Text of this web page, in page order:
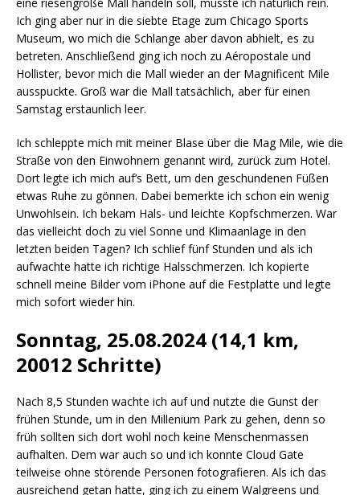
Ich ging aber nur in die siebte Etage zum Chicago Sports
Museum, wo mich die Schlange aber davon abhielt, es zu
betreten. Anschließend ging ich noch zu Aéropostale und
Hollister, bevor mich die Mall wieder an der Magnificent Mile
ausspuckte. Groß war die Mall tatsächlich, aber für einen
Samstag erstaunlich leer.
Ich schleppte mich mit meiner Blase über die Mag Mile, wie die
Straße von den Einwohnern genannt wird, zurück zum Hotel.
Dort legte ich mich auf‘s Bett, um den geschundenen Füßen
etwas Ruhe zu gönnen. Dabei bemerkte ich schon ein wenig
Unwohlsein. Ich bekam Hals- und leichte Kopfschmerzen. War
das vielleicht doch zu viel Sonne und Klimaanlage in den
letzten beiden Tagen? Ich schlief fünf Stunden und als ich
aufwachte hatte ich richtige Halsschmerzen. Ich kopierte
schnell meine Bilder vom iPhone auf die Festplatte und legte
mich sofort wieder hin.
Sonntag, 25.08.2024 (14,1 km,
20012 Schritte)
Nach 8,5 Stunden wachte ich auf und nutzte die Gunst der
frühen Stunde, um in den Millenium Park zu gehen, denn so
früh sollten sich dort wohl noch keine Menschenmassen
aufhalten. Dem war auch so und ich konnte Cloud Gate
teilweise ohne störende Personen fotografieren. Als ich das
ausreichend getan hatte, ging ich zu einem Walgreens und